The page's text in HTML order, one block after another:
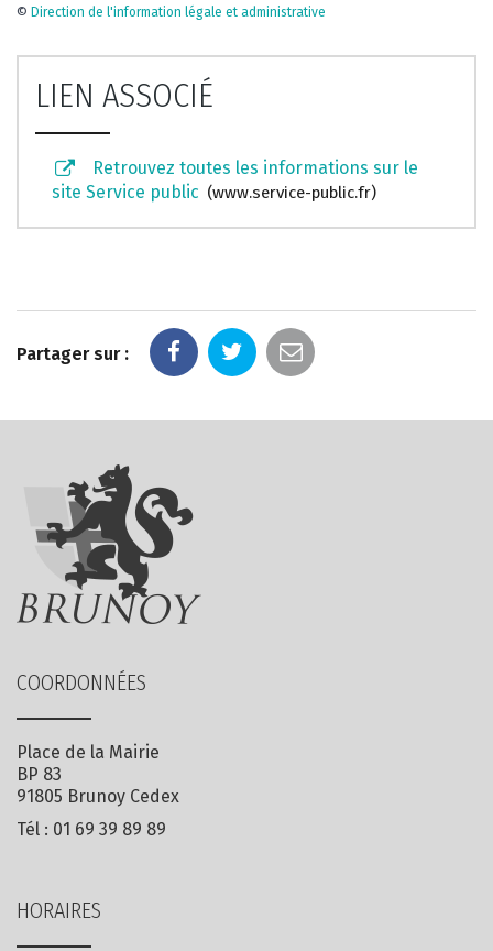
© Direction de l'information légale et administrative
LIEN ASSOCIÉ
Retrouvez toutes les informations sur le
site Service public
www.service-public.fr
Partager sur :
COORDONNÉES
Place de la Mairie
BP 83
91805 Brunoy Cedex
Tél : 01 69 39 89 89
HORAIRES